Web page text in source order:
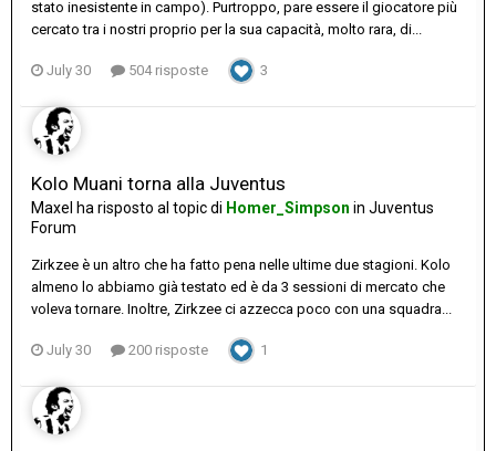
stato inesistente in campo). Purtroppo, pare essere il giocatore più
cercato tra i nostri proprio per la sua capacità, molto rara, di...
July 30 504 risposte 3
Kolo Muani torna alla Juventus
Maxel ha risposto al topic di Homer_Simpson in Juventus
Forum
Zirkzee è un altro che ha fatto pena nelle ultime due stagioni. Kolo
almeno lo abbiamo già testato ed è da 3 sessioni di mercato che
voleva tornare. Inoltre, Zirkzee ci azzecca poco con una squadra...
July 30 200 risposte 1